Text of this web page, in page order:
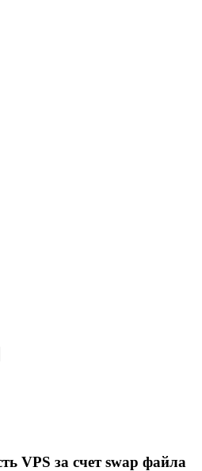
VPS за счет swap файла